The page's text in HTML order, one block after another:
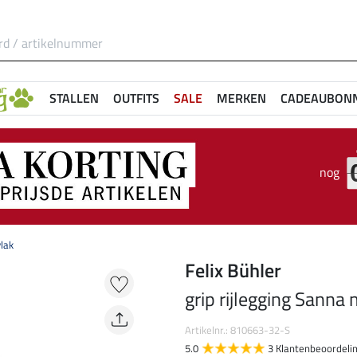
STALLEN OUTFITS SALE MERKEN
nog
Felix Bühler
grip rijlegging Sanna
Artikelnr.: 810663-32-S
5.0
3